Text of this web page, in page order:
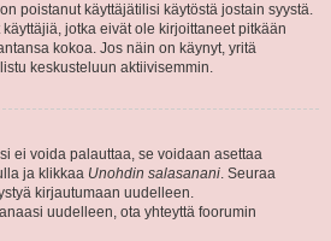
poistanut käyttäjätilisi käytöstä jostain syystä.
jotka eivät ole kirjoittaneet pitkään
kokoa. Jos näin on käynyt, yritä
keskusteluun aktiivisemmin.
ei voida palauttaa, se voidaan asettaa
ja klikkaa Unohdin salasanani. Seuraa
kirjautumaan uudelleen.
uudelleen, ota yhteyttä foorumin